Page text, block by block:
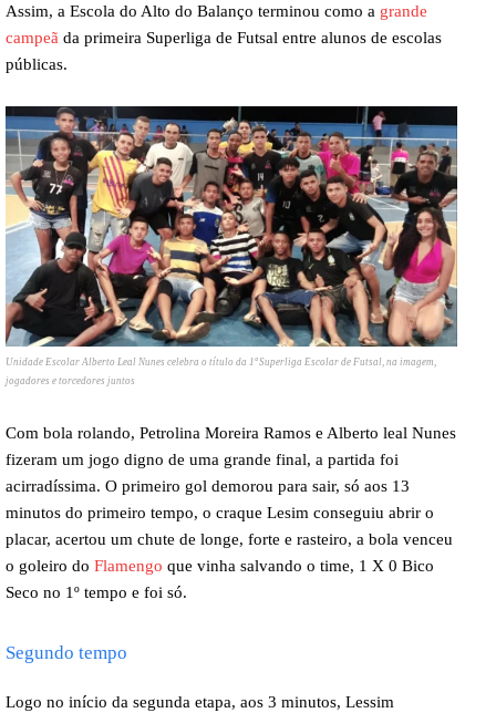
Assim, a Escola do Alto do Balanço terminou como a grande
campeã da primeira Superliga de Futsal entre alunos de escolas
públicas.
Unidade Escolar Alberto Leal Nunes celebra o título da 1ª Superliga Escolar de Futsal, na imagem,
jogadores e torcedores juntos
Com bola rolando, Petrolina Moreira Ramos e Alberto leal Nunes
fizeram um jogo digno de uma grande final, a partida foi
acirradíssima. O primeiro gol demorou para sair, só aos 13
minutos do primeiro tempo, o craque Lesim conseguiu abrir o
placar, acertou um chute de longe, forte e rasteiro, a bola venceu
o goleiro do Flamengo que vinha salvando o time, 1 X 0 Bico
Seco no 1º tempo e foi só.
Segundo tempo
Logo no início da segunda etapa, aos 3 minutos, Lessim